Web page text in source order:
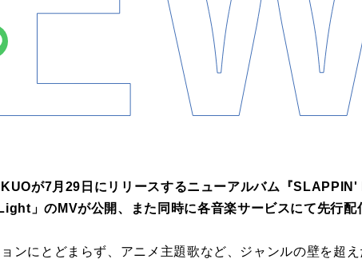
が7月29日にリリースするニューアルバム『
」のMVが公開、また同時に各音楽サービスにて先行配
ンにとどまらず、アニメ主題歌など、ジャンルの壁を超